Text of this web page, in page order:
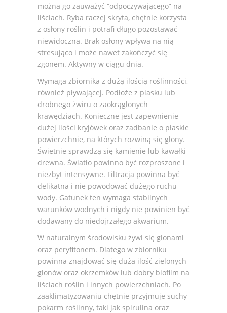
można go zauważyć “odpoczywającego” na
liściach. Ryba raczej skryta, chętnie korzysta
z osłony roślin i potrafi długo pozostawać
niewidoczna. Brak osłony wpływa na nią
stresująco i może nawet zakończyć się
zgonem. Aktywny w ciągu dnia.
Wymaga zbiornika z dużą ilością roślinności,
również pływającej. Podłoże z piasku lub
drobnego żwiru o zaokrąglonych
krawędziach. Konieczne jest zapewnienie
dużej ilości kryjówek oraz zadbanie o płaskie
powierzchnie, na których rozwiną się glony.
Świetnie sprawdzą się kamienie lub kawałki
drewna. Światło powinno być rozproszone i
niezbyt intensywne. Filtracja powinna być
delikatna i nie powodować dużego ruchu
wody. Gatunek ten wymaga stabilnych
warunków wodnych i nigdy nie powinien być
dodawany do niedojrzałego akwarium.
W naturalnym środowisku żywi się glonami
oraz peryfitonem. Dlatego w zbiorniku
powinna znajdować się duża ilość zielonych
glonów oraz okrzemków lub dobry biofilm na
liściach roślin i innych powierzchniach. Po
zaaklimatyzowaniu chętnie przyjmuje suchy
pokarm roślinny, taki jak spirulina oraz